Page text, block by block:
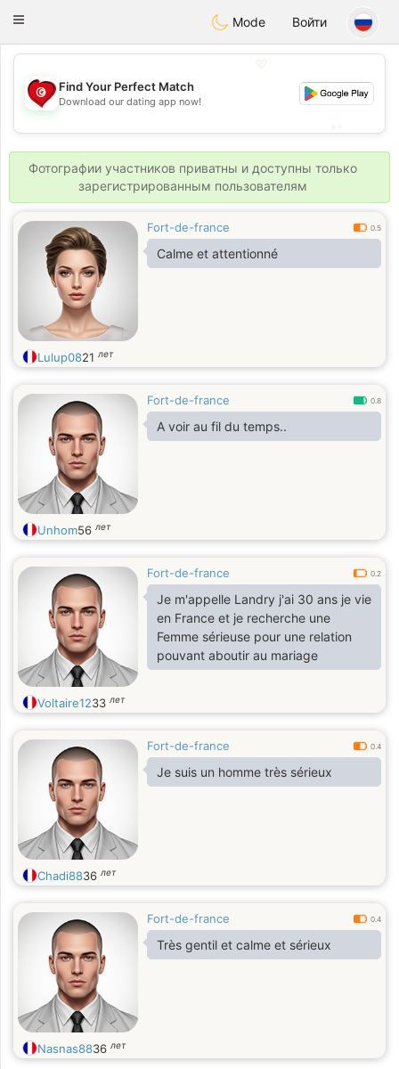
Tunisia Dating
Toggle
Mode Войти
💖
💕
Find Your Perfect Match
Download our dating app now!
Фотографии участников приватны и доступны только
зарегистрированным пользователям
Fort-de-france 0.5
Calme et attentionné
Lulup0821 лет
Fort-de-france 0.8
A voir au fil du temps..
Unhom56 лет
Fort-de-france 0.2
Je m'appelle Landry j'ai 30 ans je vie
en France et je recherche une
Femme sérieuse pour une relation
pouvant aboutir au mariage
Voltaire1233 лет
Fort-de-france 0.4
Je suis un homme très sérieux
Chadi8836 лет
Fort-de-france 0.4
Très gentil et calme et sérieux
Nasnas8836 лет